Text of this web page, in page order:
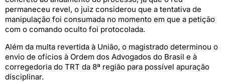
permaneceu revel, o juiz considerou que a tentativa de
manipulação foi consumada no momento em que a petição
com o comando oculto foi protocolada.
Além da multa revertida à União, o magistrado determinou o
envio de ofícios à Ordem dos Advogados do Brasil e à
corregedoria do TRT da 8ª região para possível apuração
disciplinar.